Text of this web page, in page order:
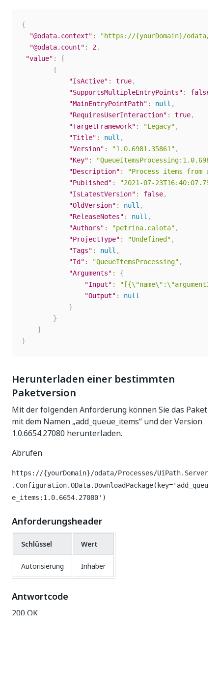
{
"@odata.context" :
"https://{yourDomain}/odata/
"@odata.count" : 2,
"value" :
[
{
"IsActive" : true,
"SupportsMultipleEntryPoints" : false
"MainEntryPointPath" : null ,
"RequiresUserInteraction" : true,
"TargetFramework" : "Legacy" ,
"Title" : null ,
"Version" : "1.0.6981.35861" ,
"Key" :
"Description" :
"Process items from an
"Published" :
"2021-07-
"IsLatestVersion" : false,
"OldVersion" : null ,
"ReleaseNotes" : null ,
"Authors" : "petrina.calota" ,
"ProjectType" : "Undefined" ,
"Tags" : null ,
"Id" : "QueueItemsProcessing" ,
"Arguments" :
{
"Input" :
"Output" :
null
}
}
]
}
Herunterladen einer bestimmten
Paketversion
Mit der folgenden Anforderung können Sie das Paket
mit dem Namen „add_queue_items“ und der Version
1.0.6654.27080 herunterladen.
Abrufen
https://{yourDomain}/odata/Processes/UiPath.Server
.Configuration.OData.DownloadPackage(key='add_queu
e_items:1.0.6654.27080')
Anforderungsheader
Schlüssel Wert
Autorisierung Inhaber
Antwortcode
200 OK